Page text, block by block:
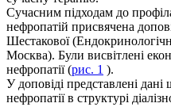
Сучасним підходам до
нефропатій присвячена
Шестакової
Москва). Були висвітлені
нефропатії (рис. 1 ).
У доповіді представлені дані
нефропатії в структурі